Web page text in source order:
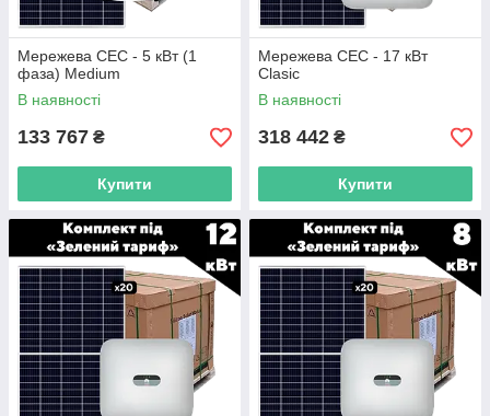
Мережева СЕС - 5 кВт (1
фаза) Medium
В наявності
133 767 ₴
Купити
Мережева СЕС - 17 кВт
Clasic
В наявності
318 442 ₴
Купити